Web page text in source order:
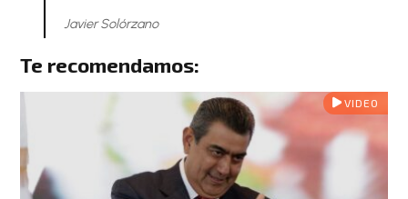
Javier Solórzano
Te recomendamos:
VIDEO